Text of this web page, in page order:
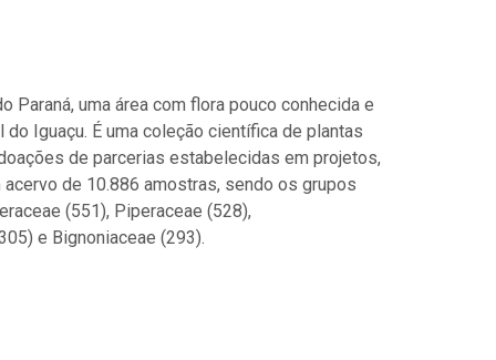
Paraná, uma área com flora pouco conhecida e
Iguaçu. É uma coleção científica de plantas
de parcerias estabelecidas em projetos,
de 10.886 amostras, sendo os grupos
(551), Piperaceae (528),
e Bignoniaceae (293).